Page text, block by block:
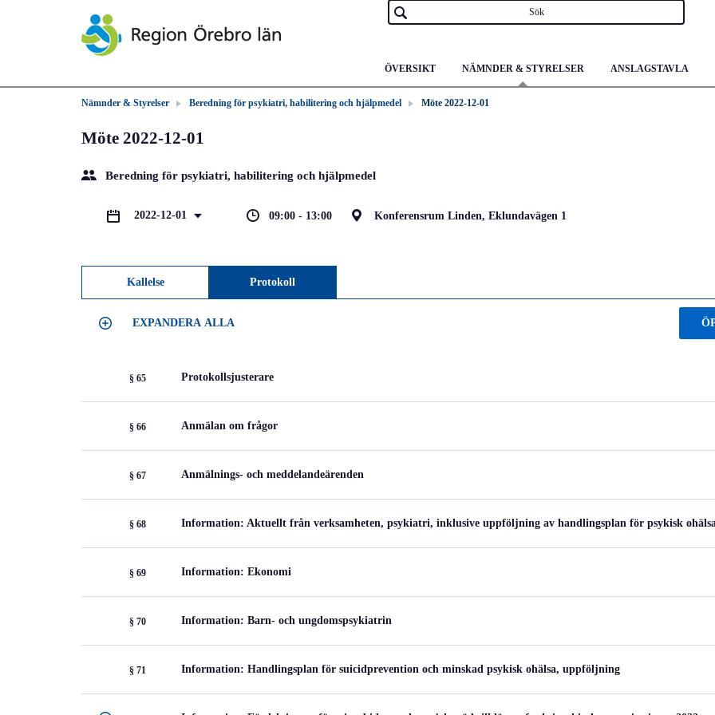
ÖVERSIKT NÄMNDER & STYRELSER ANSLAGSTAVLA
Nämnder & Styrelser Beredning för psykiatri, habilitering och hjälpmedel Möte 2022-12-01
Möte 2022-12-01
Beredning för psykiatri, habilitering och hjälpmedel
2022-12-01 09:00 - 13:00 Konferensrum Linden, Eklundavägen 1
Kallelse Protokoll
EXPANDERA ALLA
§ 65 Protokollsjusterare
§ 66 Anmälan om frågor
§ 67 Anmälnings- och meddelandeärenden
§ 68 Information: Aktuellt från verksamheten, psykiatri, inklusive uppföljning av handlingsplan för psykisk
§ 69 Information: Ekonomi
§ 70 Information: Barn- och ungdomspsykiatrin
§ 71 Information: Handlingsplan för suicidprevention och minskad psykisk ohälsa, uppföljning